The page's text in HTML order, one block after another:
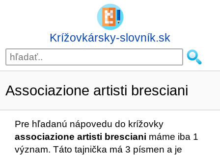
Krížovkársky-slovník.sk
Associazione artisti bresciani
Pre hľadanú nápovedu do krížovky
associazione artisti bresciani máme iba 1
význam. Táto tajnička má 3 písmen a je